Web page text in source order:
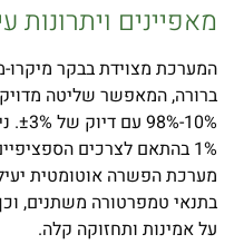
מאפיינים ויתרונות
ברורה, המאפשר שליטה
1% בהתאם לצרכים
מערכת הפשרה אוטומטית
בתנאי טמפרטורה משתנים,
על אמינות ותחזוקה קלה.